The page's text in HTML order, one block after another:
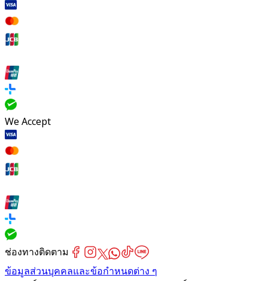
We Accept
ช่องทางติดตาม
ข้อมูลส่วนบุคคลและข้อกำหนดต่าง ๆ